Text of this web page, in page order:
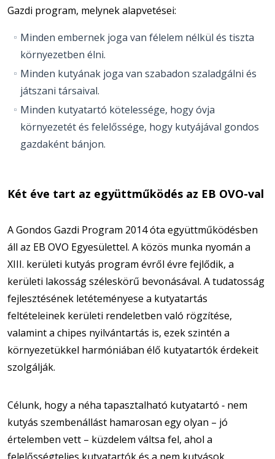
Gazdi program, melynek alapvetései:
Minden embernek joga van félelem nélkül és tiszta
környezetben élni.
Minden kutyának joga van szabadon szaladgálni és
játszani társaival.
Minden kutyatartó kötelessége, hogy óvja
környezetét és felelőssége, hogy kutyájával gondos
gazdaként bánjon.
Két éve tart az együttműködés az EB OVO-val
A Gondos Gazdi Program 2014 óta együttműködésben
áll az EB OVO Egyesülettel. A közös munka nyomán a
XIII. kerületi kutyás program évről évre fejlődik, a
kerületi lakosság széleskörű bevonásával. A tudatosság
fejlesztésének letéteményese a kutyatartás
feltételeinek kerületi rendeletben való rögzítése,
valamint a chipes nyilvántartás is, ezek szintén a
környezetükkel harmóniában élő kutyatartók érdekeit
szolgálják.
Célunk, hogy a néha tapasztalható kutyatartó ‐ nem
kutyás szembenállást hamarosan egy olyan – jó
értelemben vett – küzdelem váltsa fel, ahol a